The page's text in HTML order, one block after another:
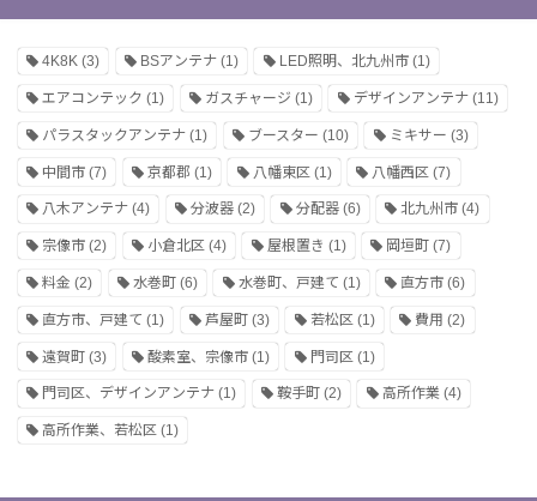
4K8K (3) BSアンテナ(1) LED照明、北九州市(1)
エアコンテック (1) ガスチャージ (1) デザインアンテナ(11)
パラスタックアンテナ (1) ブースター (10) ミキサー (3)
中間市 (7) 京都郡 (1) 八幡東区 (1) 八幡西区 (7)
八木アンテナ (4) 分波器(2) 分配器(6) 北九州市 (4)
宗像市 (2) 小倉北区(4) 屋根置き (1) 岡垣町 (7)
料金 (2) 水巻町(6) 水巻町、戸建て (1) 直方市 (6)
直方市、戸建て (1) 芦屋町(3) 若松区 (1) 費用 (2)
遠賀町 (3) 酸素室、宗像市(1) 門司区 (1)
門司区、デザインアンテナ (1) 鞍手町(2) 高所作業(4)
高所作業、若松区 (1)